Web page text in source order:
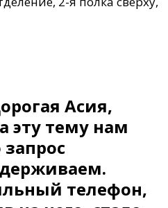
Асия,
эту тему нам
телефон,